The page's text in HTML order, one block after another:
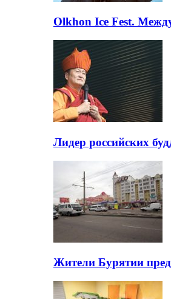
Olkhon Ice Fest.
Лидер российских
Жители Бурятии